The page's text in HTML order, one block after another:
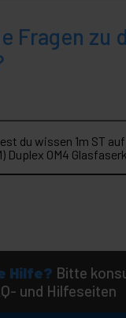
Fragen zu
du wissen 1m ST
Duplex OM4
Hilfe? Bitte
und Hilfeseiten